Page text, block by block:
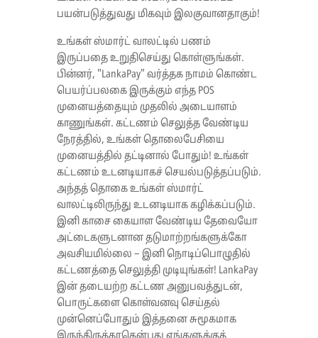
பயன்படுத்துவது மிகவும் இலகுவானதாகும்!
உங்கள் ஸ்மார்ட் வாலட்டில் பணம்
இருப்பதை உறுதிசெய்து கொள்ளுங்கள்.
பின்னர், "LankaPay" வர்த்தக நாமம் கொண்ட
பெயர்ப்பலகை இருக்கும் எந்த POS
முனையத்தையும் முதலில் அடையாளம்
காணுங்கள். கட்டணம் செலுத்த வேண்டிய
நேரத்தில், உங்கள் தொலைபேசியை
முனையத்தில் தட்டினால் போதும்! உங்கள்
கட்டணம் உடனடியாகச் செயல்படுத்தப்படும்.
அந்தத் தொகை உங்கள் ஸ்மார்ட்
வாலட்டிலிருந்து உடனடியாக கழிக்கப்படும்.
இனி காசை கையாள வேண்டிய தேவையோ
அட்டைகளுடனான தடுமாற்றங்களுக்கோ
அவசியமில்லை – இனி நொடிப்பொழுதில்
கட்டணத்தை செலுத்தி முடியுங்கள்! LankaPay
இன் தடையற்ற கட்டண அனுபவத்துடன்,
பொருட்களை கொள்வனவு செய்தல்
முன்னெப்போதும் இத்தனை சுமூகமாக